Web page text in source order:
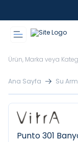
Ana Sayfa Su
Punto 301